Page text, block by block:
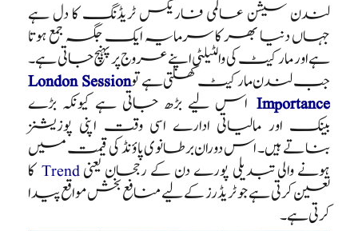
لندن سیشن عالمی فاریکس ٹریڈنگ کا دل ہے
جہاں دنیا بھر کا سرمایہ ایک جگہ جمع ہوتا
ہے اور مارکیٹ کی والٹیلٹی اپنے عروج پر پہنچ جاتی ہے۔
جب لندن مارکیٹ کھلتی ہے توLondon Session
Importance اس لیے بڑھ جاتی ہے کیونکہ بڑے
بینک اور مالیاتی ادارے اسی وقت اپنی پوزیشنز
بناتے ہیں۔ اس دوران برطانوی پاؤنڈ کی قیمت میں
ہونے والی تبدیلی پورے دن کے رجحان یعنیTrendکا
تعین کرتی ہے جو ٹریڈرز کے لیے منافع بخش مواقع پیدا
کرتی ہے۔